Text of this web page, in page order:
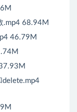
.mp4 68.94M
46.79M